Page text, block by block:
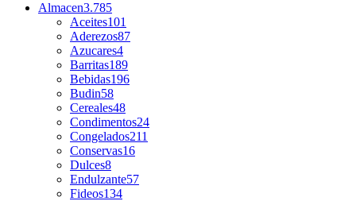
Almacen3.785
Aceites101
Aderezos87
Azucares4
Barritas189
Bebidas196
Budin58
Cereales48
Condimentos24
Congelados211
Conservas16
Dulces8
Endulzante57
Fideos134